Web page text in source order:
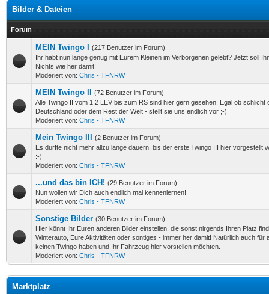
Bilder & Dateien
Forum
MEIN Twingo I
(217 Benutzer im Forum)
Ihr habt nun lange genug mit Eurem Kleinen im Verborgenen gelebt? Jetzt soll
Nichts wie her damit!
Moderiert von: Chris - TFNRW
MEIN Twingo II
(72 Benutzer im Forum)
Alle Twingo II vom 1.2 LEV bis zum RS sind hier gern gesehen. Egal ob schlicht
Deutschland oder dem Rest der Welt - stellt sie uns endlich vor ;-)
Moderiert von: Chris - TFNRW
Mein Twingo III
(2 Benutzer im Forum)
Es dürfte nicht mehr allzu lange dauern, bis der erste Twingo III hier vorgestellt
:-)
Moderiert von: Chris - TFNRW
...und das bin ICH! (29 Benutzer im Forum)
Nun wollen wir Dich auch endlich mal kennenlernen!
Moderiert von: Chris - TFNRW
Sonstige Bilder (30 Benutzer im Forum)
Hier könnt Ihr Euren anderen Bilder einstellen, die sonst nirgends Ihren Platz
Winterauto, Eure Aktivitäten oder sontiges - immer her damit! Natürlich auch für
keinen Twingo haben und Ihr Fahrzeug hier vorstellen möchten.
Moderiert von: Chris - TFNRW
Marktplatz